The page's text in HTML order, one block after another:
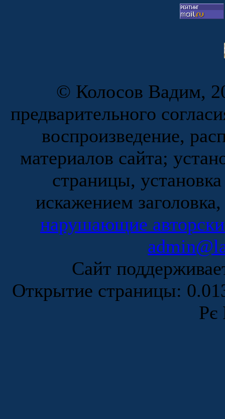
© Колосов Вадим,
предварительного
воспроизведение,
материалов сайта;
страницы,
искажением
нарушающие
Сайт
Открытие страницы:
Рє